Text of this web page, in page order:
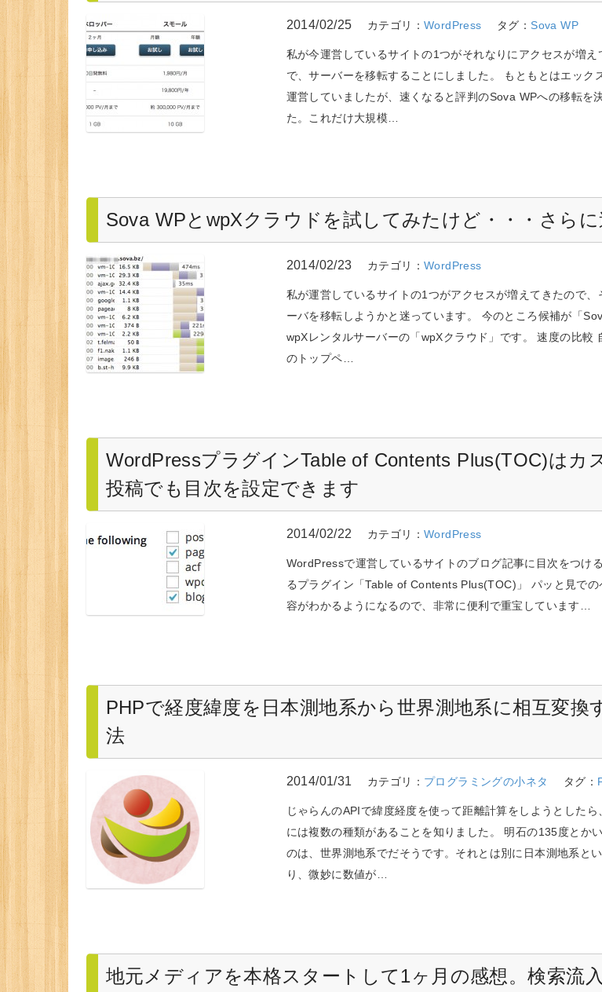
2014/02/25 カテゴリ： WordPress タグ： Sova WP
私が今運営しているサイトの1つがそれなりにアクセスが増え
で、サーバーを移転することにしました。 もともとはエック
運営していましたが、速くなると評判のSova WPへの移転を
た。これだけ大規模…
Sova WPとwpXクラウドを試してみたけど・・・さらに
2014/02/23 カテゴリ： WordPress
私が運営しているサイトの1つがアクセスが増えてきたので、
ーバを移転しようかと迷っています。 今のところ候補が「
wpXレンタルサーバーの「wpXクラウド」です。 速度の比較
のトップペ…
WordPressプラグインTable of Contents Plus(TOC)はカ
投稿でも目次を設定できます
2014/02/22 カテゴリ： WordPress
WordPressで運営しているサイトのブログ記事に目次をつけ
るプラグイン「Table of Contents Plus(TOC)」 パッと見での
容がわかるようになるので、非常に便利で重宝しています…
PHPで経度緯度を日本測地系から世界測地系に相互変換
法
2014/01/31 カテゴリ： プログラミングの小ネタ タグ：
じゃらんのAPIで緯度経度を使って距離計算をしようとしたら
には複数の種類があることを知りました。 明石の135度とか
のは、世界測地系でだそうです。それとは別に日本測地系と
り、微妙に数値が…
地元メディアを本格スタートして1ヶ月の感想。検索流